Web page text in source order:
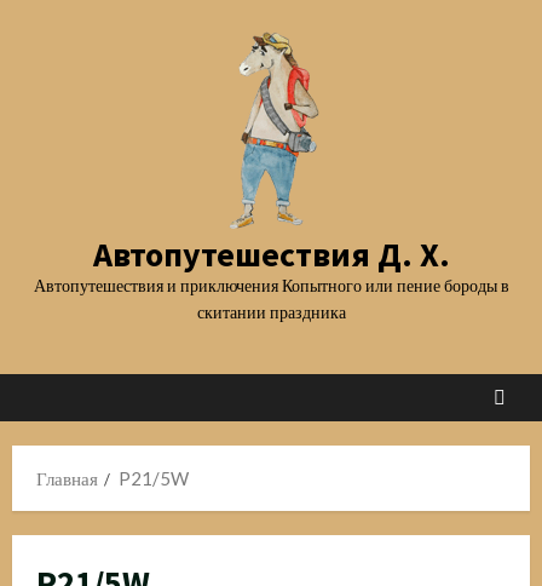
Автопутешествия Д. Х.
Автопутешествия и приключения Копытного или пение бороды в
скитании праздника
Главная P21/5W